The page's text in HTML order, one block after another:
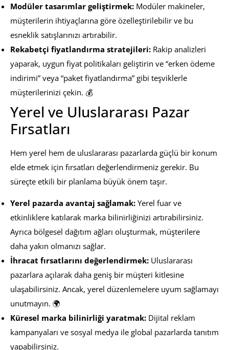
Modüler tasarımlar geliştirmek: Modüler makineler,
müşterilerin ihtiyaçlarına göre özelleştirilebilir ve bu
esneklik satışlarınızı artırabilir.
Rekabetçi fiyatlandırma stratejileri: Rakip analizleri
yaparak, uygun fiyat politikaları geliştirin ve “erken ödeme
indirimi” veya “paket fiyatlandırma” gibi teşviklerle
müşterilerinizi çekin. 💰
Yerel ve Uluslararası Pazar
Fırsatları
Hem yerel hem de uluslararası pazarlarda güçlü bir konum
elde etmek için fırsatları değerlendirmeniz gerekir. Bu
süreçte etkili bir planlama büyük önem taşır.
Yerel pazarda avantaj sağlamak: Yerel fuar ve
etkinliklere katılarak marka bilinirliğinizi artırabilirsiniz.
Ayrıca bölgesel dağıtım ağları oluşturmak, müşterilere
daha yakın olmanızı sağlar.
İhracat fırsatlarını değerlendirmek: Uluslararası
pazarlara açılarak daha geniş bir müşteri kitlesine
ulaşabilirsiniz. Ancak, yerel düzenlemelere uyum sağlamayı
unutmayın. 🌍
Küresel marka bilinirliği yaratmak: Dijital reklam
kampanyaları ve sosyal medya ile global pazarlarda tanıtım
yapabilirsiniz.